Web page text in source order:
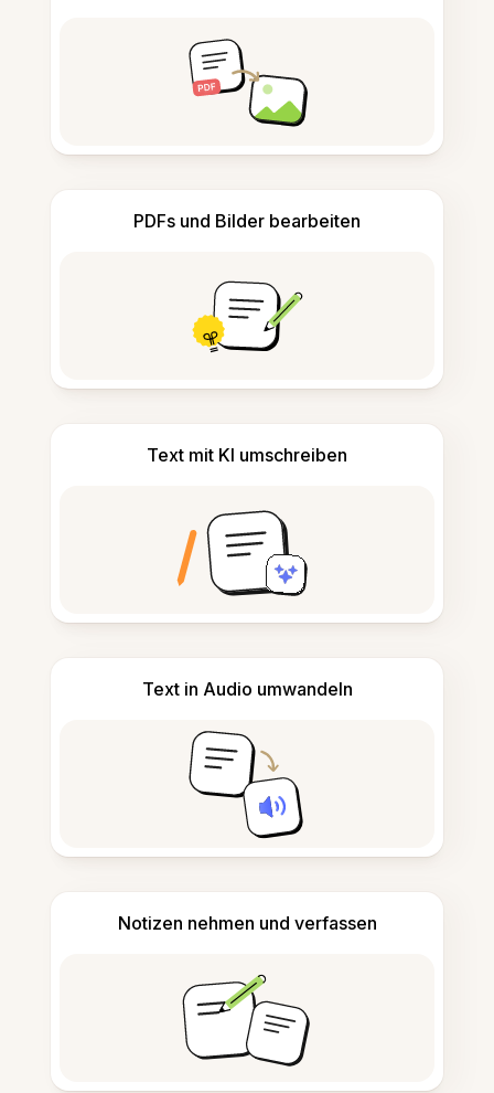
PDFs und Bilder bearbeiten
Text mit KI umschreiben
Text in Audio umwandeln
Notizen nehmen und verfassen